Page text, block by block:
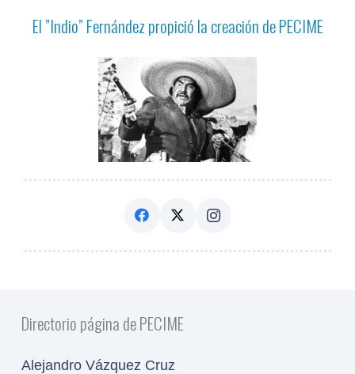
El ”Indio” Fernández propició la creación de PECIME
Directorio página de PECIME
Alejandro Vázquez Cruz